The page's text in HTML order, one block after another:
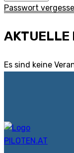
Passwort
AKTUELLE
Es sind keine